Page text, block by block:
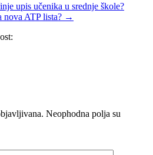
upis učenika u srednje škole?
nova ATP lista? →
Neophodna polja su